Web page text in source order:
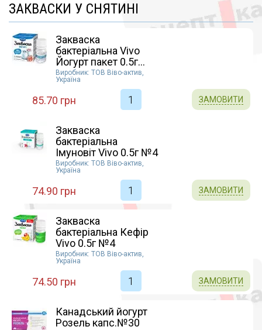
ИНТЕРМАК МАКИНА ИМАЛАТ-ИТХАЛАТ ТУРЦИЯ
Biochem (12)
Украина (3)
ФОП Годовиченко С.О. (8)
Генезис (9)
ЗАКВАСКИ У СНЯТИНІ
Закваска
бактеріальна Vivo
Йогурт пакет 0.5г...
Виробник: ТОВ Віво-актив,
Україна
85.70 грн ЗАМОВИТИ
Закваска
бактеріальна
Імуновіт Vivo 0.5г №4
Виробник: ТОВ Віво-актив,
Україна
74.90 грн ЗАМОВИТИ
Закваска
бактеріальна Кефір
Vivo 0.5г №4
Виробник: ТОВ Віво-актив,
Україна
74.50 грн ЗАМОВИТИ
Канадський йогурт
Розель капс.№30